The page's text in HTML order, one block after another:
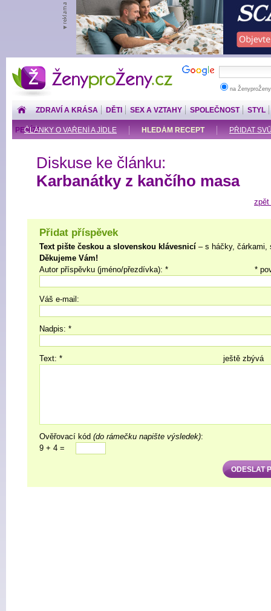
ŽenyproŽeny.cz
na
ZDRAVÍ A KRÁSA DĚTI SEX A VZTAHY SPOLEČNOST STYL
ČLÁNKY O VAŘENÍ A JÍDLE HLEDÁM RECEPT PŘIDAT
PENÍZE
Diskuse ke článku:
Karbanátky z kančího masa
zpět
Přidat příspěvek
Text pište českou a slovenskou klávesnicí – s háčky, čárkami,
Děkujeme Vám!
*
Autor příspěvku (jméno/přezdívka): *
Váš e-mail:
Nadpis: *
ještě zbývá
Text: *
Ověřovací kód (do rámečku napište výsledek):
9 + 4 =